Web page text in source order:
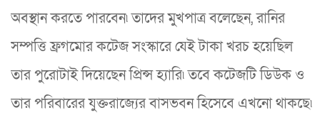
অবস্থান করতে পারবেন৷ তাদের মুখপাত্র বলেছেন, রানির
সম্পত্তি ফ্রগমোর কটেজ সংস্কারে যেই টাকা খরচ হয়েছিল
তার পুরোটাই দিয়েছেন প্রিন্স হ্যারি৷ তবে কটেজটি ডিউক ও
তার পরিবারের যুক্তরাজ্যের বাসভবন হিসেবে এখনো থাকছে৷